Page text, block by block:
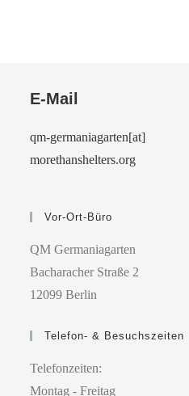
E-Mail
qm-germaniagarten[at]
morethanshelters.org
Vor-Ort-Büro
QM Germaniagarten
Bacharacher Straße 2
12099 Berlin
Telefon- & Besuchszeiten
Telefonzeiten:
Montag - Freitag